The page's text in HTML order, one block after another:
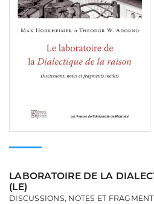
LABORATOIRE DE LA
(LE)
DISCUSSIONS, NOTES ET